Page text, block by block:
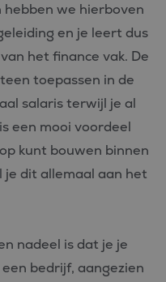
we hierboven
en je leert dus
het finance vak. De
toepassen in de
salaris terwijl je al
een mooi voordeel
kunt bouwen binnen
dit allemaal aan het
nadeel is dat je je
bedrijf, aangezien